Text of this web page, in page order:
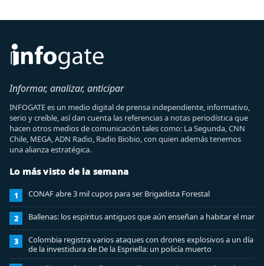
Informar, analizar, anticipar
INFOGATE es un medio digital de prensa independiente, informativo,
serio y creíble, así dan cuenta las referencias a notas periodística que
hacen otros medios de comunicación tales como: La Segunda, CNN
Chile, MEGA, ADN Radio, Radio Biobio, con quien además tenemos
una alianza estratégica.
Lo más visto de la semana
1 CONAF abre 3 mil cupos para ser Brigadista Forestal
2 Ballenas: los espíritus antiguos que aún enseñan a habitar el mar
3
Colombia registra varios ataques con drones explosivos a un día
de la investidura de De la Espriella: un policía muerto